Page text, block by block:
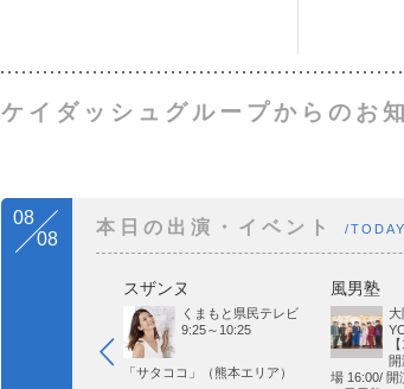
ケイダッシュグループからのお
08
08
本日の出演・イベント /
スザンヌ
くまもと県民テレビ
9:25～10:25
「サタココ」（熊本エリア）
風男塾
大
場 16:00/ 開